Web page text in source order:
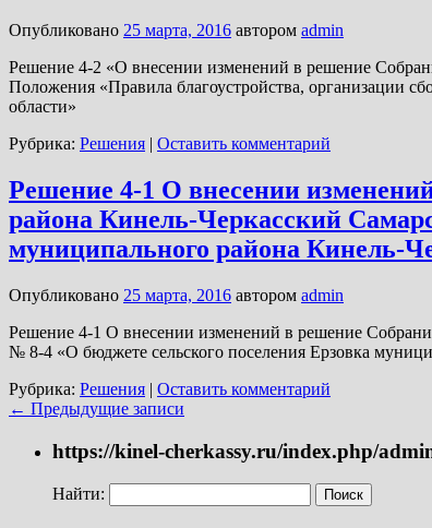
Опубликовано 25 марта, 2016 автором admin
Решение 4-2 «О внесении изменений в решение
Положения «Правила благоустройства, организации
области»
Рубрика: Решения | Оставить комментарий
Решение 4-1 О внесении
района Кинель-Черкасский
муниципального района Кинель-
Опубликовано 25 марта, 2016 автором admin
Решение 4-1 О внесении изменений в решение
№ 8-4 «О бюджете сельского поселения Ерзовка
Рубрика: Решения | Оставить комментарий
← Предыдущие записи
https://kinel-cherkassy.ru/index.php/
Найти: